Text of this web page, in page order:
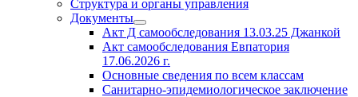
Структура и органы управления
Документы
Акт Д самообследования 13.03.25 Джанкой
Акт самообследования Евпатория
17.06.2026 г.
Основные сведения по всем классам
Санитарно-эпидемиологическое заключение